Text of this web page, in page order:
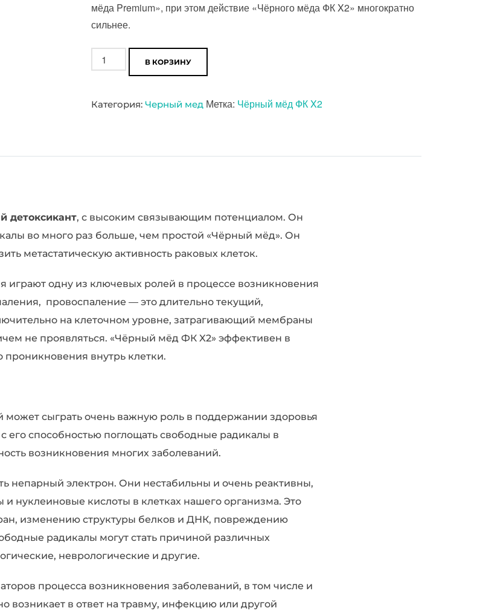
мёда Premium», при этом действие «Чёрного мёда ФК X2» многократно
сильнее.
Количество
товара
мёд
в
X2)
-
эффективнейший
В КОРЗИНУ
Категория: Черный мед Метка: Чёрный мёд ФК X2
детоксикант, с высоким связывающим потенциалом. Он
во много раз больше, чем простой «Чёрный мёд». Он
метастатическую активность раковых клеток.
одну из ключевых ролей в процессе возникновения
провоспаление — это длительно текущий,
на клеточном уровне, затрагивающий мембраны
не проявляться. «Чёрный мёд ФК X2» эффективен в
проникновения внутрь клетки.
сыграть очень важную роль в поддержании здоровья
его способностью поглощать свободные радикалы в
возникновения многих заболеваний.
непарный электрон. Они нестабильны и очень реактивны,
и нуклеиновые кислоты в клетках нашего организма. Это
изменению структуры белков и ДНК, повреждению
радикалы могут стать причиной различных
неврологические и другие.
процесса возникновения заболеваний, в том числе и
возникает в ответ на травму, инфекцию или другой